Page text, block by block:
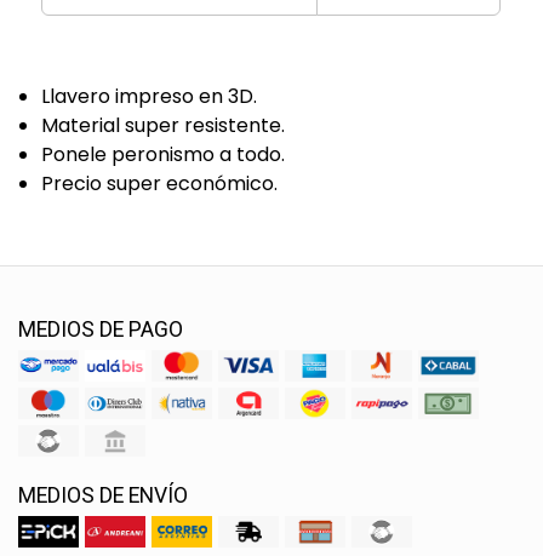
Llavero impreso en 3D.
Material super resistente.
Ponele peronismo a todo.
Precio super económico.
MEDIOS DE PAGO
MEDIOS DE ENVÍO